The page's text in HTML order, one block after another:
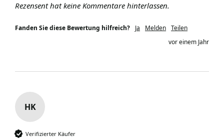
Rezensent hat keine Kommentare hinterlassen.
Fanden Sie diese Bewertung hilfreich? Ja Melden Teilen
vor einem Jahr
HK
Verifizierter Käufer